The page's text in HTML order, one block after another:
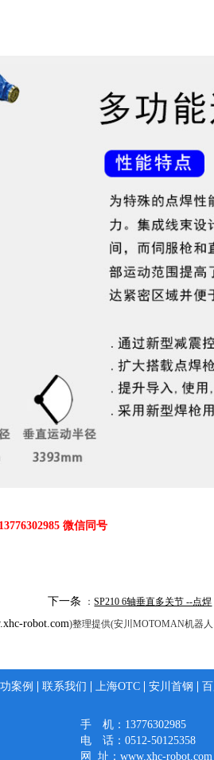
微信同号
下一条 ：SP210 6轴垂直多关节 --点焊
robot.com)整理提供(安川MOTOMAN机器人
案例 联系我们 上海OTC 安川首钢
手 机：13776302985
电 话：0512-50125358
网 址：www.xhc-robot.com